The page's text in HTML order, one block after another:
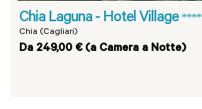
Chia Laguna - Hotel Village ****
Chia (Cagliari)
Da 249,00 € (a Camera a Notte)